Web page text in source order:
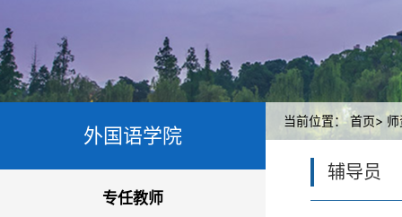
外国语学院
专任教师
当前位置： 首页> 师
辅导员